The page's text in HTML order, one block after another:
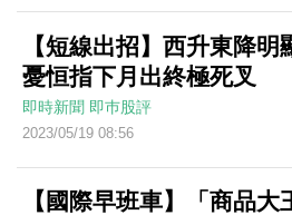
【短線出招】西升東降明
憂恒指下月出終極死叉
即時新聞 即巿股評
2023/05/19 08:56
【國際早班車】「商品